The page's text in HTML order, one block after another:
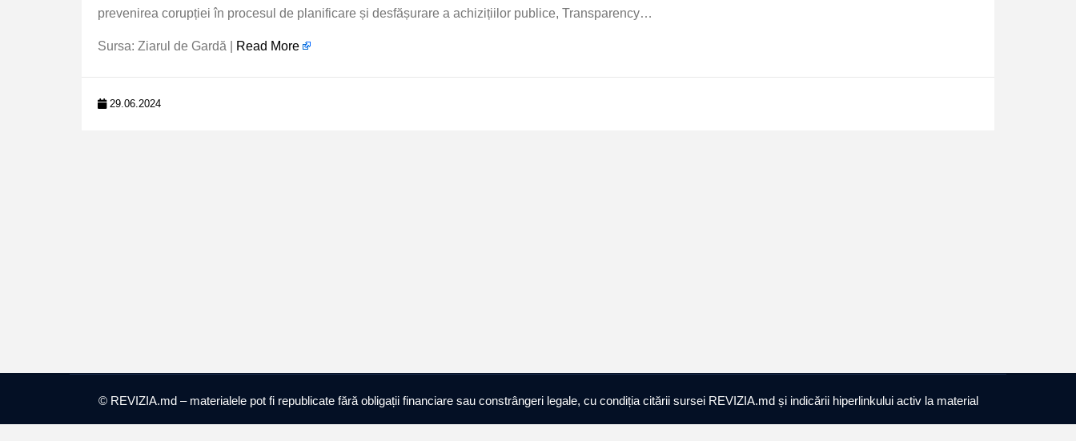
prevenirea corupției în procesul de planificare și desfășurare a achizițiilor publice, Transparency…
Sursa: Ziarul de Gardă | Read More
29.06.2024
© REVIZIA.md – materialele pot fi republicate fără obligații financiare sau constrângeri legale, cu condiția citării sursei REVIZIA.md și indicării hiperlinkului activ la material